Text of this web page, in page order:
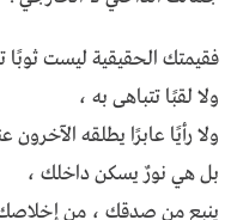
فقيمتك الحقيقية ليست ثوبًا
ولا لقبًا تتباهى به ،
ولا رأيًا عابرًا يطلقه الآخرون
بل هي نورٌ يسكن داخلك ،
ينبع من صدقك ، من